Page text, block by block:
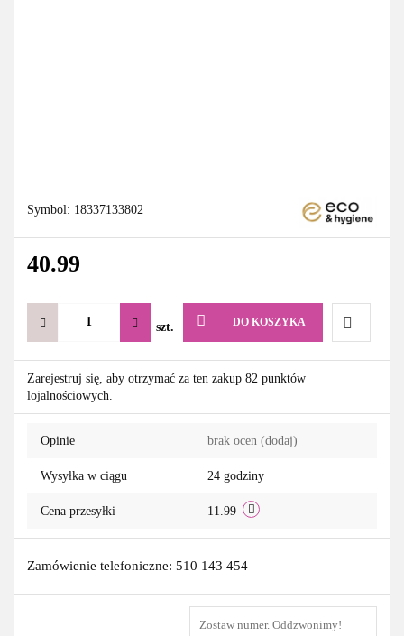
Symbol: 18337133802
40.99
szt. DO KOSZYKA
Do
Zarejestruj się, aby otrzymać za ten zakup 82 punktów
lojalnościowych.
Opinie brak ocen (dodaj)
Wysyłka w ciągu 24 godziny
Cena przesyłki 11.99
Zamówienie telefoniczne: 510 143 454